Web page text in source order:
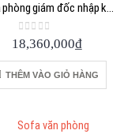
Sofa phòng giám đốc nhập khẩu
0out of 5
18,360,000₫
THÊM VÀO GIỎ HÀNG